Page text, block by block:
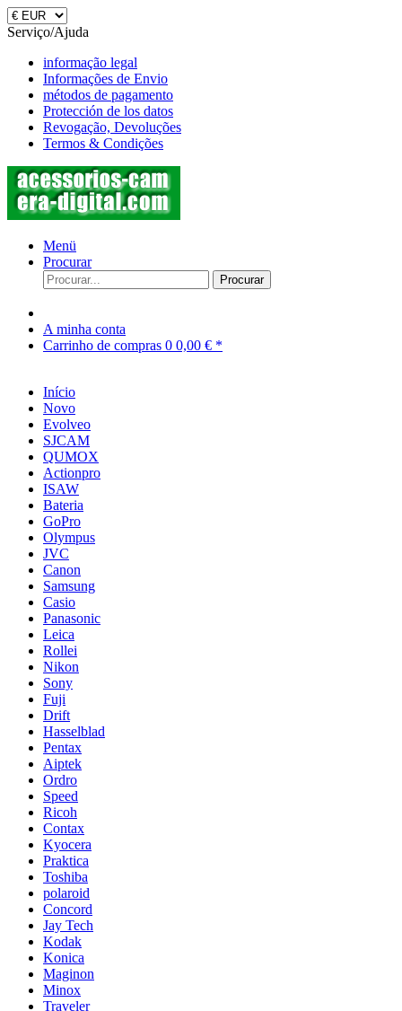
Serviço/Ajuda
informação legal
Informações de Envio
métodos de pagamento
Protección de los datos
Revogação, Devoluções
Termos & Condições
Menü
Procurar
Procurar
A minha conta
Carrinho de compras 0 0,00 € *
Início
Novo
Evolveo
SJCAM
QUMOX
Actionpro
ISAW
Bateria
GoPro
Olympus
JVC
Canon
Samsung
Casio
Panasonic
Leica
Rollei
Nikon
Sony
Fuji
Drift
Hasselblad
Pentax
Aiptek
Ordro
Speed
Ricoh
Contax
Kyocera
Praktica
Toshiba
polaroid
Concord
Jay Tech
Kodak
Konica
Maginon
Minox
Traveler